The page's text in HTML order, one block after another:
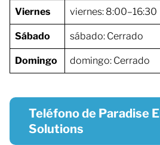
Viernes viernes: 8:00–16:30
Sábado sábado: Cerrado
Domingo domingo: Cerrado
Teléfono de Paradise
Solutions